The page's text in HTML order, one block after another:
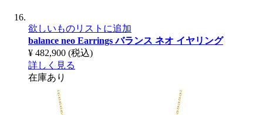
欲しいものリストに追加
balance neo Earringsバランス ネオ イヤリング
¥ 482,900 (税込)
詳しく見る
在庫あり